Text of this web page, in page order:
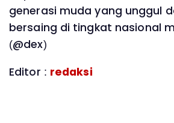
generasi muda yang unggul
bersaing di tingkat nasional
(@dex)
Editor : redaksi